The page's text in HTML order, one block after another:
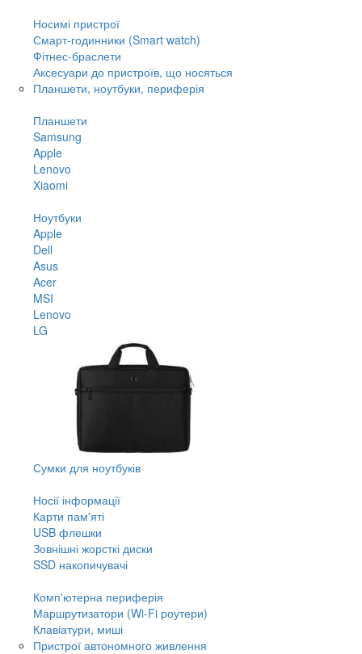
Носимі пристрої
Смарт-годинники (Smart watch)
Фітнес-браслети
Аксесуари до пристроїв, що носяться
Планшети, ноутбуки, периферія
Планшети
Samsung
Apple
Lenovo
Xiaomi
Ноутбуки
Apple
Dell
Asus
Acer
MSI
Lenovo
LG
Сумки для ноутбуків
Носії інформації
Карти пам'яті
USB флешки
Зовнішні жорсткі диски
SSD накопичувачі
Комп'ютерна периферія
Маршрутизатори (Wi-Fi роутери)
Клавіатури, миші
Пристрої автономного живлення